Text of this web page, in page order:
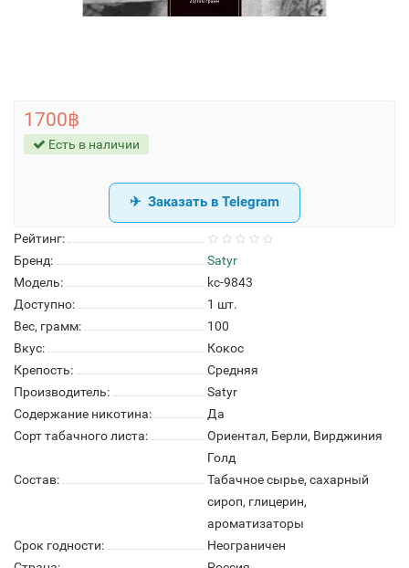
Рейтинг:
Бренд:
Satyr
Модель:
kc-9843
Доступно:
1 шт.
Вес, грамм:
100
Вкус:
Кокос
Крепость:
Средняя
Производитель:
Satyr
Содержание никотина:
Да
Сорт табачного листа:
Ориентал, Берли, Вирджиния
Голд
Состав:
Табачное сырье, сахарный
сироп, глицерин,
ароматизаторы
Срок годности:
Неограничен
1700฿
Есть в наличии
Заказать в Telegram